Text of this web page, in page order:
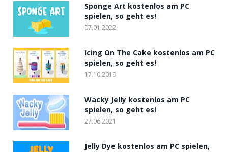
Sponge Art kostenlos am PC
spielen, so geht es!
07.01.2022
Icing On The Cake kostenlos am PC
spielen, so geht es!
17.10.2019
Wacky Jelly kostenlos am PC
spielen, so geht es!
27.06.2021
Jelly Dye kostenlos am PC spielen,